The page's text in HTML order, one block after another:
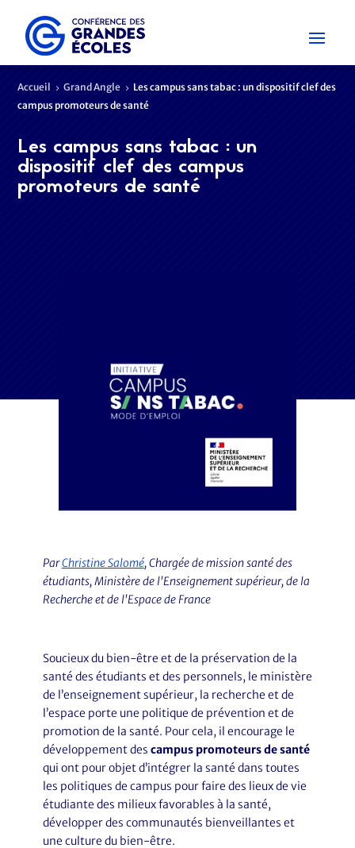
Accueil 5 Grand Angle 5 Les campus sans tabac : un dispositif clef des
campus promoteurs de santé
Les campus sans tabac : un
dispositif clef des campus
promoteurs de santé
ParChristine Salomé, Chargée de mission santé des
étudiants, Ministère de l'Enseignement supérieur, de la
Recherche et de l'Espace de France
Soucieux du bien-être et de la préservation de la
santé des étudiants et des personnels, le ministère
de l’enseignement supérieur, la recherche et de
l’espace porte une politique de prévention et de
promotion de la santé. Pour cela, il encourage le
développement des campus promoteurs de santé
qui ont pour objet d’intégrer la santé dans toutes
les politiques de campus pour faire des lieux de vie
étudiante des milieux favorables à la santé,
développer des communautés bienveillantes et
une culture du bien-être.